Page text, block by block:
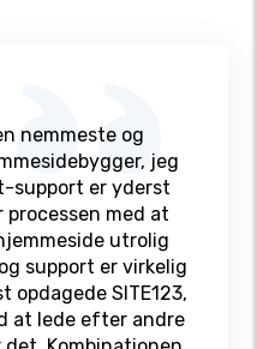
nemmeste og
jeg
support er yderst
med at
utrolig
support er virkelig
opdagede SITE123,
at lede efter andre